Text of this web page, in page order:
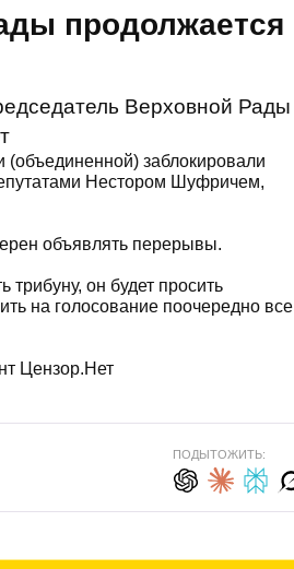
продолжается
Верховной Рады
заблокировали
Нестором Шуфричем,
объявлять перерывы.
трибуну, он будет просить
на голосование поочередно все
Цензор.Нет
ПОДЫТОЖИТЬ: